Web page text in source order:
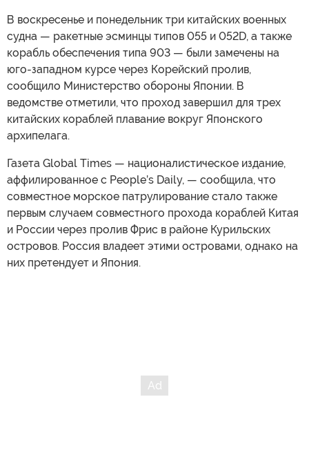
В воскресенье и понедельник три китайских военных
судна — ракетные эсминцы типов 055 и 052D, а также
корабль обеспечения типа 903 — были замечены на
юго-западном курсе через Корейский пролив,
сообщило Министерство обороны Японии. В
ведомстве отметили, что проход завершил для трех
китайских кораблей плавание вокруг Японского
архипелага.
Газета Global Times — националистическое издание,
аффилированное с People’s Daily, — сообщила, что
совместное морское патрулирование стало также
первым случаем совместного прохода кораблей Китая
и России через пролив Фрис в районе Курильских
островов. Россия владеет этими островами, однако на
них претендует и Япония.